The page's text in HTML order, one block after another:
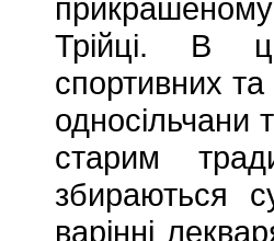
Трійці. В
спортивних та
односільчани
старим
збираються
варінні